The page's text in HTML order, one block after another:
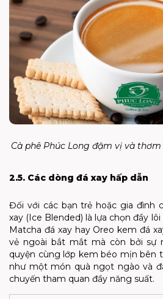
Cà phê Phúc Long đậm vị và
2.5. Các dòng đá xay hấp dẫn
Đối với các bạn trẻ hoặc gia đình
xay (Ice Blended) là lựa chọn đầy
Matcha đá xay hay Oreo kem đá
vẻ ngoài bắt mắt mà còn bởi sự
quyện cùng lớp kem béo mịn bên
như một món quà ngọt ngào và
chuyến tham quan đầy năng suất.